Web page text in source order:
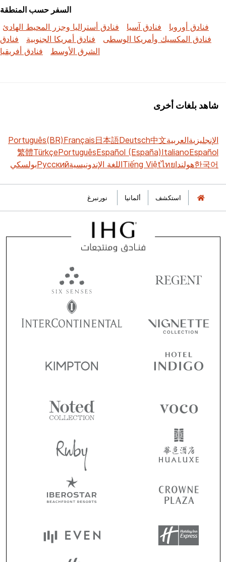
السفر حسب المنطقة
فنادق أوروبا
فنادق آسيا
فنادق أستراليا وجزر المحيط الهادئ
فنادق المكسيك وأمريكا الوسطى
فنادق أمريكا الجنوبية
فنادق
الشرق الأوسط
فنادق أفريقيا
شاهد بلغات أخرى
الإنجليزيةالعربية中文
Deutsch
日本語
Français
Português(BR)
Español
Italiano
Español (España)
Português
Türkçe
繁體
한국어هولنداไทย
Tiếng Việtاللغة الإندونيسيةРусскийبولسكي
استكشف ألمانيا نورنبرغ